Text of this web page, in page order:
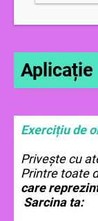
Aplicație
Exercițiu de
Privește cu
Printre toate
care
Sarcina ta: